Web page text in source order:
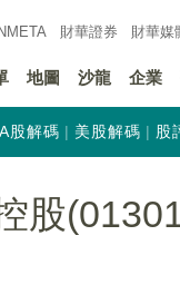
財華證券 財華媒
地圖 沙龍 企業
A股解碼 美股解碼 股
股